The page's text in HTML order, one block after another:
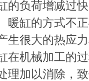
的负荷增减过快
、暖缸的方式
生很大的热应力和
在机械加工的过
理加以消除